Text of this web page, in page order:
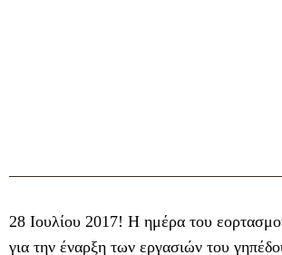
28 Ιουλίου 2017! Η ημέρα του
για την έναρξη των εργασιών του